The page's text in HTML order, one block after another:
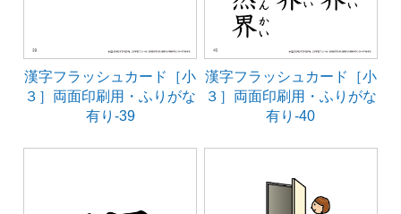
漢字フラッシュカード［小
３］両面印刷用・ふりがな
有り-39
漢字フラッシュカード［小
３］両面印刷用・ふりがな
有り-40